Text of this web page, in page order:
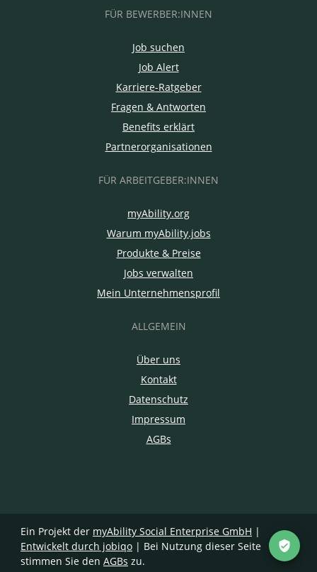
FÜR BEWERBER:INNEN
Job suchen
Job Alert
Karriere-Ratgeber
Fragen & Antworten
Benefits erklärt
Partnerorganisationen
FÜR ARBEITGEBER:INNEN
myAbility.org
Warum myAbility.jobs
Produkte & Preise
Jobs verwalten
Mein Unternehmensprofil
ALLGEMEIN
Über uns
Kontakt
Datenschutz
Impressum
AGBs
Ein Projekt der myAbility Social Enterprise GmbH |
Entwickelt durch jobiqo | Bei Nutzung dieser Seite
stimmen Sie den AGBs zu.